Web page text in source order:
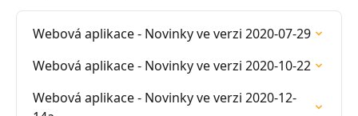
Webová aplikace - Novinky ve verzi 2020-07-29
Webová aplikace - Novinky ve verzi 2020-10-22
Webová aplikace - Novinky ve verzi 2020-12-